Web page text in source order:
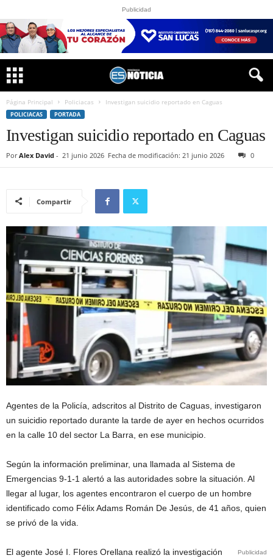
Publicidad
Página Principal Policiacas Investigan suicidio reportado en Caguas
POLICIACAS PORTADA
Investigan suicidio reportado en Caguas
Por Alex David - 21 junio 2026 Fecha de modificación: 21 junio 2026 0
Compartir
Agentes de la Policía, adscritos al Distrito de Caguas, investigaron
un suicidio reportado durante la tarde de ayer en hechos ocurridos
en la calle 10 del sector La Barra, en ese municipio.
Según la información preliminar, una llamada al Sistema de
Emergencias 9-1-1 alertó a las autoridades sobre la situación. Al
llegar al lugar, los agentes encontraron el cuerpo de un hombre
identificado como Félix Adams Román De Jesús, de 41 años, quien
se privó de la vida.
Publicidad
El agente José I. Flores Orellana realizó la investigación